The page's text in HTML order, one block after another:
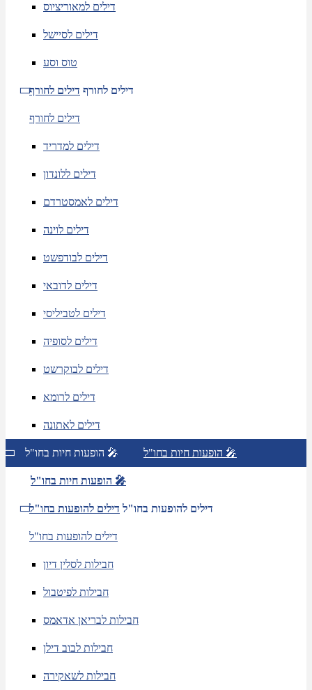
דילים למאוריציוס
דילים לסיישל
טוס וסע
דילים לחורף דילים לחורף
דילים לחורף
דילים למדריד
דילים ללונדון
דילים לאמסטרדם
דילים לוינה
דילים לבודפשט
דילים לדובאי
דילים לטביליסי
דילים לסופיה
דילים לבוקרשט
דילים לרומא
דילים לאתונה
הופעות חיות בחו"ל 🎤 הופעות חיות בחו"ל 🎤
הופעות חיות בחו"ל 🎤
דילים להופעות בחו"ל דילים להופעות בחו"ל
דילים להופעות בחו"ל
חבילות לסלין דיון
חבילות לפיטבול
חבילות לבריאן אדאמס
חבילות לבוב דילן
חבילות לשאקירה